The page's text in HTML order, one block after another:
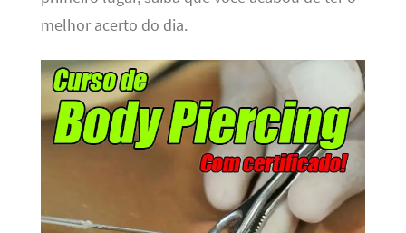
melhor acerto do dia.